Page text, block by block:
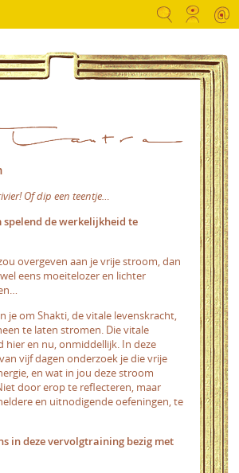
Of dip een teentje…
spelend de werkelijkheid te
overgeven aan je vrije stroom, dan
eens moeitelozer en lichter
je om Shakti, de vitale levenskracht,
te laten stromen. Die vitale
hier en nu, onmiddellijk. In deze
vijf dagen onderzoek je die vrije
en wat in jou deze stroom
door erop te reflecteren, maar
en uitnodigende oefeningen, te
in deze vervolgtraining bezig met